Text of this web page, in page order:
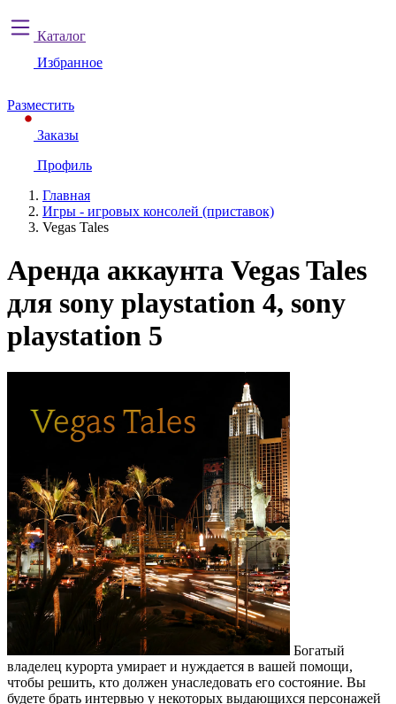
Каталог
Избранное
Разместить
Заказы
Профиль
Главная
Игры - игровых консолей (приставок)
Vegas Tales
Аренда аккаунта Vegas Tales
для sony playstation 4, sony
playstation 5
Богатый
владелец курорта умирает и нуждается в вашей помощи,
чтобы решить, кто должен унаследовать его состояние. Вы
будете брать интервью у некоторых выдающихся персонажей